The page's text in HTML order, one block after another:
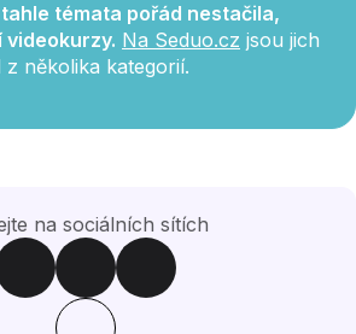
témata pořád nestačila,
videokurzy. Na Seduo.cz jsou jich
několika kategorií.
na sociálních sítích